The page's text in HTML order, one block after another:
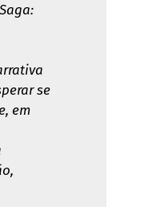
se
em